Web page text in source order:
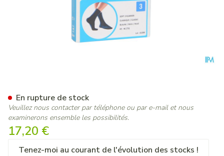
17,20 €
Tenez-moi au courant de l'évolution des stocks !
En rupture de stock
Veuillez nous contacter par téléphone ou par e-mail et nous
examinerons ensemble les possibilités.